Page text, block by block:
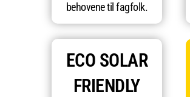
behovene til fagfolk.
ECO SOLAR
FRIENDLY